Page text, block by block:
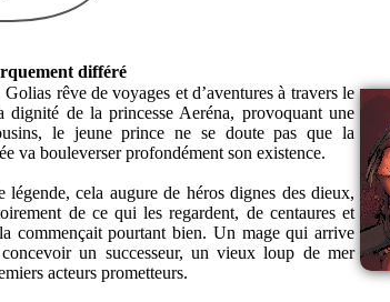
différé
rêve de voyages et d’aventures à travers le
de la princesse Aeréna, provoquant une
le jeune prince ne se doute pas que la
va bouleverser profondément son existence.
cela augure de héros dignes des dieux,
de ce qui les regardent, de centaures et
commençait pourtant bien. Un mage qui arrive
un successeur, un vieux loup de mer
acteurs prometteurs.